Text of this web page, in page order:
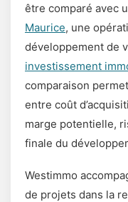
être comparé avec
Maurice, une
développement de
investissement
comparaison
entre coût
marge potentielle,
finale du
Westimmo
de projets dans la